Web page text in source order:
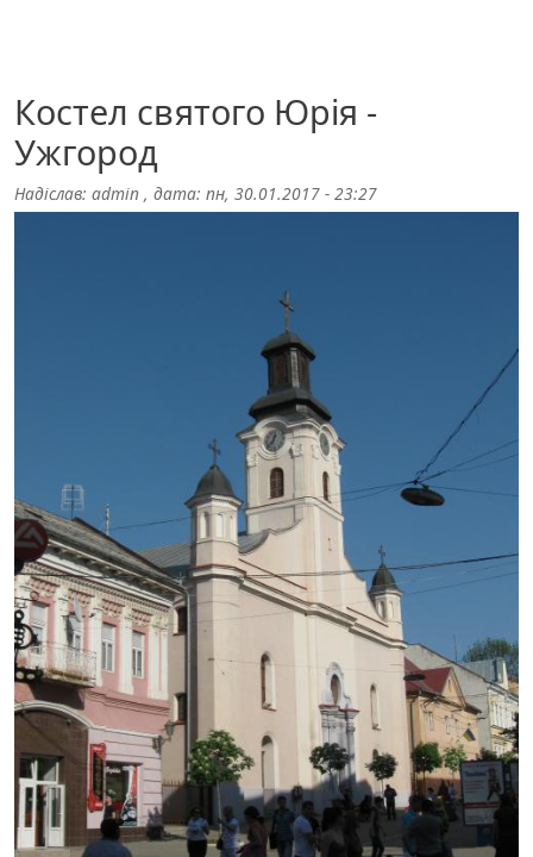
Костел святого Юрія -
Ужгород
Надіслав: admin , дата: пн, 30.01.2017 - 23:27